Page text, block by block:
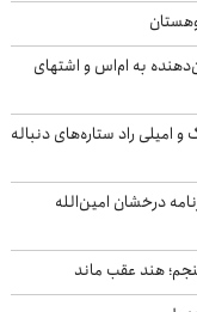
به ام‌اس و اشتهای
راد ستاره‌های دنباله
درخشان امین‌الله
هند عقب ماند